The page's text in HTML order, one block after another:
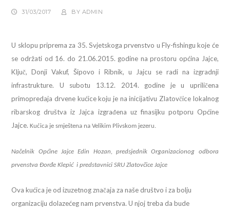
31/03/2017 BY ADMIN
U sklopu priprema za 35. Svjetskoga prvenstvo u Fly-fishingu koje će
se održati od 16. do 21.06.2015. godine na prostoru općina Jajce,
Ključ, Donji Vakuf, Šipovo i Ribnik, u Jajcu se radi na izgradnji
infrastrukture. U subotu 13.12. 2014. godine je u upriličena
primopredaja drvene kućice koju je na inicijativu Zlatovčice lokalnog
ribarskog društva iz Jajca izgrađena uz finasijku potporu Općine
Jajce.Kućica je smještena na Velikim Plivskom jezeru.
Načelnik Općine Jajce Edin Hozan, predsjednik Organizacionog odbora
prvenstva Đorđe Klepić i predstavnici SRU Zlatovčice Jajce
Ova kućica je od izuzetnog značaja za naše društvo i za bolju
organizaciju dolazećeg nam prvenstva. U njoj treba da bude